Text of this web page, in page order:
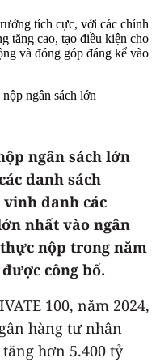
tích cực, với các chính
tăng cao, tạo điều kiện cho
và đóng góp đáng kể vào
ngân sách lớn
danh sách
vinh danh các
nhất vào ngân
nộp trong năm
công bố.
100, năm 2024,
hàng tư nhân
hơn 5.400 tỷ